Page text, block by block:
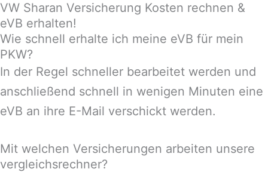
VW Sharan Versicherung Kosten rechnen &
eVB erhalten!
Wie schnell erhalte ich meine eVB für mein
PKW?
In der Regel schneller bearbeitet werden und
anschließend schnell in wenigen Minuten eine
eVB an ihre E-Mail verschickt werden.
Mit welchen Versicherungen arbeiten unsere
vergleichsrechner?